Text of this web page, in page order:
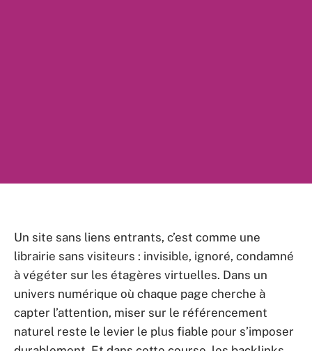
Un site sans liens entrants, c’est comme une
librairie sans visiteurs : invisible, ignoré, condamné
à végéter sur les étagères virtuelles. Dans un
univers numérique où chaque page cherche à
capter l’attention, miser sur le référencement
naturel reste le levier le plus fiable pour s’imposer